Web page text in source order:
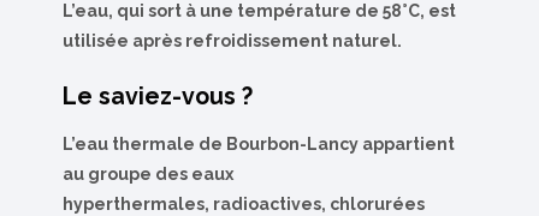
L’eau, qui sort à une température de 58°C, est
utilisée après refroidissement naturel.
Le saviez-vous ?
L’eau thermale de Bourbon-Lancy appartient
au groupe des eaux
hyperthermales, radioactives, chlorurées